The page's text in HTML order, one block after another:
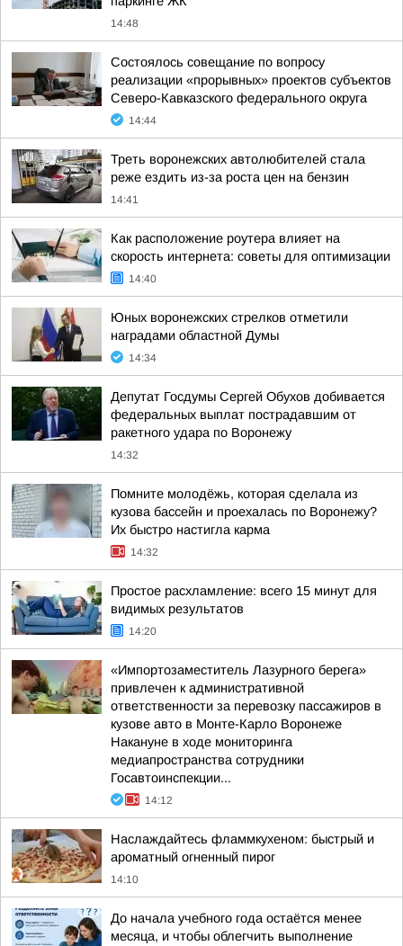
14:48
Состоялось совещание по вопросу
реализации «прорывных» проектов субъектов
Северо-Кавказского федерального округа
14:44
Треть воронежских автолюбителей стала
реже ездить из-за роста цен на бензин
14:41
Как расположение роутера влияет на
скорость интернета: советы для оптимизации
14:40
Юных воронежских стрелков отметили
наградами областной Думы
14:34
Депутат Госдумы Сергей Обухов добивается
федеральных выплат пострадавшим от
ракетного удара по Воронежу
14:32
Помните молодёжь, которая сделала из
кузова бассейн и проехалась по Воронежу?
Их быстро настигла карма
14:32
Простое расхламление: всего 15 минут для
видимых результатов
14:20
«Импортозаместитель Лазурного берега»
привлечен к административной
ответственности за перевозку пассажиров в
кузове авто в Монте-Карло Воронеже
Накануне в ходе мониторинга
медиапространства сотрудники
Госавтоинспекции...
14:12
Наслаждайтесь фламмкухеном: быстрый и
ароматный огненный пирог
14:10
До начала учебного года остаётся менее
месяца, и чтобы облегчить выполнение